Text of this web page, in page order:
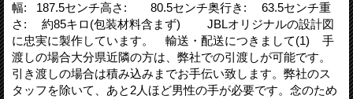
幅: 187.5センチ高さ: 80.5センチ奥行き: 63.5センチ重
さ: 約85キロ(包装材料含まず) JBLオリジナルの設計図
に忠実に製作しています。 輸送・配送につきまして(1) 手
渡しの場合大分県近隣の方は、弊社での引渡しが可能です。
引き渡しの場合は積み込みまでお手伝い致します。弊社のス
タッフを除いて、あと2人ほど男性の手が必要です。念のため